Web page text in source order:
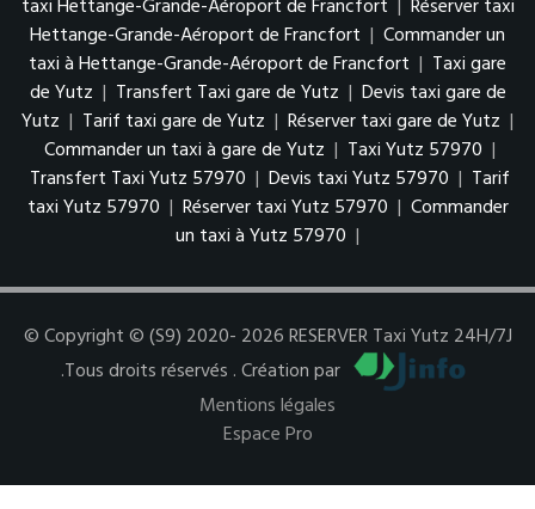
taxi Hettange-Grande-Aéroport de Francfort | Réserver taxi
Hettange-Grande-Aéroport de Francfort | Commander un
taxi à Hettange-Grande-Aéroport de Francfort | Taxi gare
de Yutz | Transfert Taxi gare de Yutz | Devis taxi gare de
Yutz | Tarif taxi gare de Yutz | Réserver taxi gare de Yutz |
Commander un taxi à gare de Yutz | Taxi Yutz 57970 |
Transfert Taxi Yutz 57970 | Devis taxi Yutz 57970 | Tarif
taxi Yutz 57970 | Réserver taxi Yutz 57970 | Commander
un taxi à Yutz 57970 |
© Copyright © (S9) 2020- 2026 RESERVER Taxi Yutz 24H/7J
.Tous droits réservés . Création par
Mentions légales
Espace Pro